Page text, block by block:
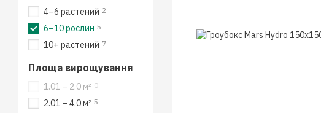
4–6 растений 2
6–10 рослин 5
10+ растений 7
Площа вирощування
1.01 – 2.0 м² 0
2.01 – 4.0 м² 5